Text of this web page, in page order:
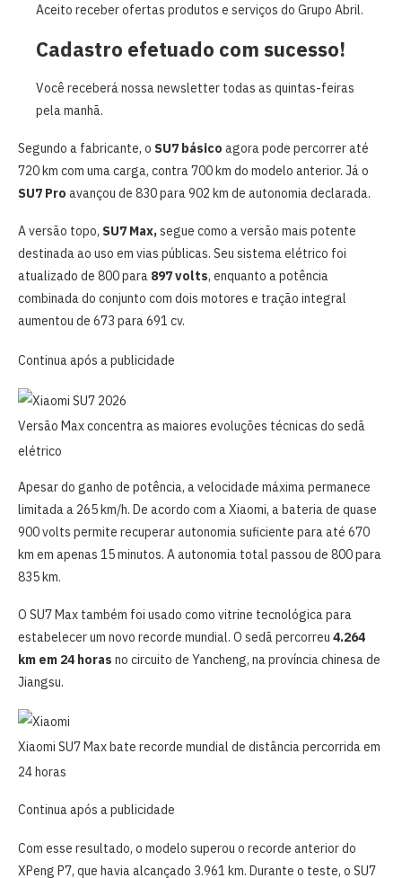
Aceito receber ofertas produtos e serviços do Grupo Abril.
Cadastro efetuado com sucesso!
Você receberá nossa newsletter todas as quintas-feiras
pela manhã.
Segundo a fabricante, o SU7 básico agora pode percorrer até
720 km com uma carga, contra 700 km do modelo anterior. Já o
SU7 Pro avançou de 830 para 902 km de autonomia declarada.
A versão topo, SU7 Max,segue como a versão mais potente
destinada ao uso em vias públicas. Seu sistema elétrico foi
atualizado de 800 para 897 volts, enquanto a potência
combinada do conjunto com dois motores e tração integral
aumentou de 673 para 691 cv.
Continua após a publicidade
Versão Max concentra as maiores evoluções técnicas do sedã
elétrico
Apesar do ganho de potência, a velocidade máxima permanece
limitada a 265 km/h. De acordo com a Xiaomi, a bateria de quase
900 volts permite recuperar autonomia suficiente para até 670
km em apenas 15 minutos. A autonomia total passou de 800 para
835 km.
O SU7 Max também foi usado como vitrine tecnológica para
estabelecer um novo recorde mundial. O sedã percorreu 4.264
km em 24 horas no circuito de Yancheng, na província chinesa de
Jiangsu.
Xiaomi SU7 Max bate recorde mundial de distância percorrida em
24 horas
Continua após a publicidade
Com esse resultado, o modelo superou o recorde anterior do
XPeng P7, que havia alcançado 3.961 km. Durante o teste, o SU7